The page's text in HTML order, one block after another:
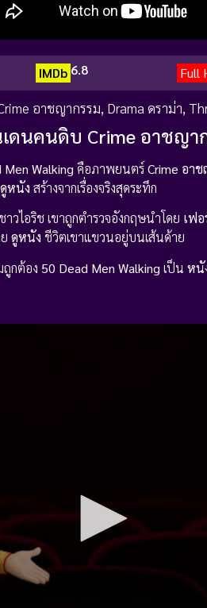
IMDb 6.8 Full
อาชญากรรม, Drama ดราม่า,
ดนคนดิบ Crime อาชญา
Men Walking คือภาพยนตร์Crime อา
ดูหนัง สร้างจากเรื่องจริงสุดระทึก
วไอริช เขาถูกตำรวจอังกฤษนำโดย เฟอ
ดูหนัง ชีวิตเขาแขวนอยู่บนเส้นด้าย
ถูกต้อง 50 Dead Men Walking เป็น หนั